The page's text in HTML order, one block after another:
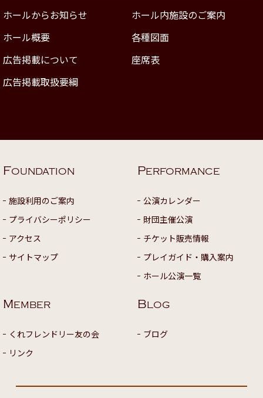
ホールからお知らせ
ホール内施設のご案内
ホール概要
各種図面
広告掲載について
座席表
広告掲載取扱要綱
FOUNDATION
施設利用のご案内
プライバシーポリシー
アクセス
サイトマップ
PERFORMANCE
公演カレンダー
財団主催公演
チケット販売情報
プレイガイド・購入案内
ホール公演一覧
MEMBER
くれフレンドリー友の会
リンク
BLOG
ブログ